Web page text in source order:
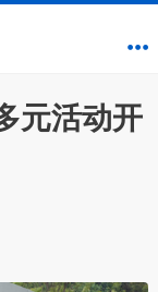
元活动开